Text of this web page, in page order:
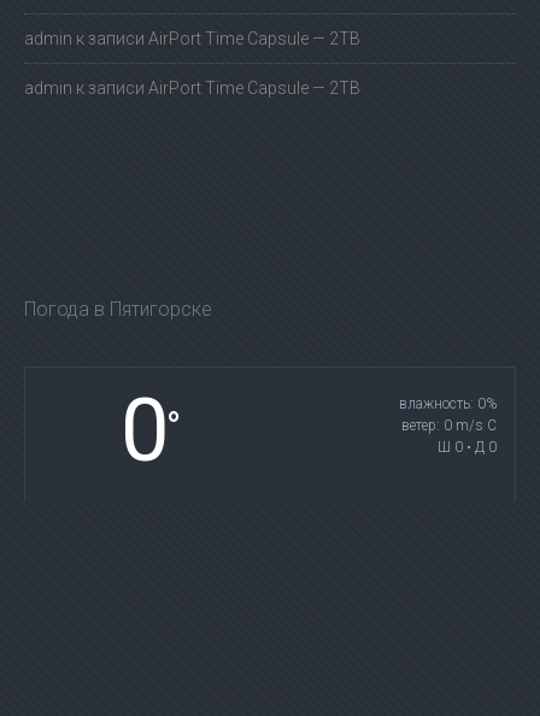
admin к записи AirPort Time Capsule — 2TB
admin к записи AirPort Time Capsule — 2TB
Погода в Пятигорске
0°
влажность: 0%
ветер: 0 m/s С
Ш 0 • Д 0